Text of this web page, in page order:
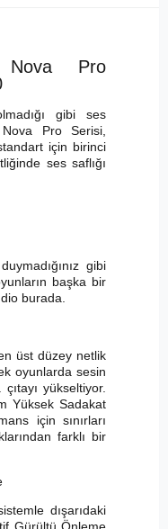
Nova Pro
gibi ses
Nova Pro Serisi,
için birinci
ses saflığı
gibi
başka bir
burada.
üst düzey netlik
oyunlarda sesin
yükseltiyor.
Yüksek Sadakat
için sınırları
farklı bir
dışarıdaki
Gürültü Önleme